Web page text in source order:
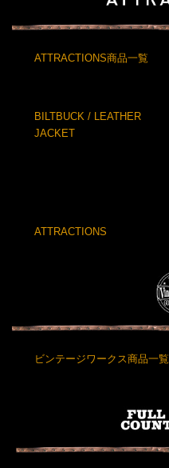
ATTRACTIONS商品一覧
BILTBUCK / LEATHER
JACKET
ATTRACTIONS
ビンテージワークス商品一覧